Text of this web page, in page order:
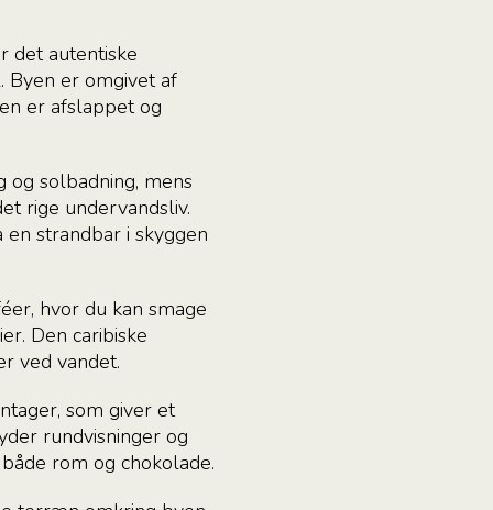
det autentiske
Byen er omgivet af
er afslappet og
solbadning, mens
rige undervandsliv.
strandbar i skyggen
hvor du kan smage
Den caribiske
ved vandet.
som giver et
rundvisninger og
rom og chokolade.